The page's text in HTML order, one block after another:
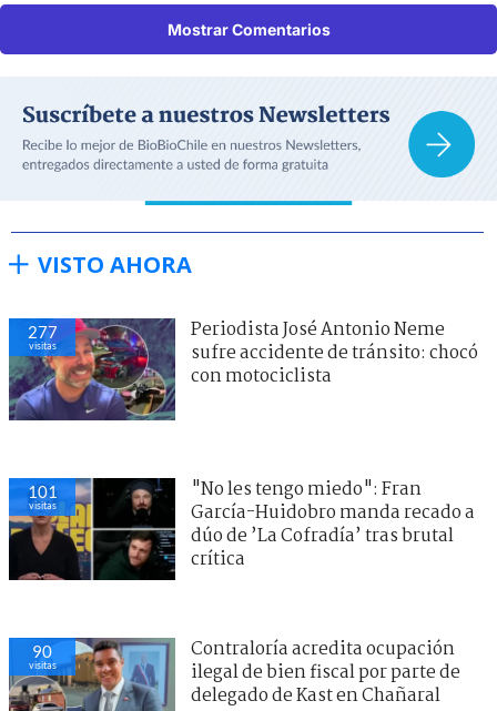
Mostrar Comentarios
VISTO AHORA
277
visitas
Periodista José Antonio Neme
sufre accidente de tránsito: chocó
con motociclista
101
visitas
"No les tengo miedo": Fran
García-Huidobro manda recado a
dúo de ’La Cofradía’ tras brutal
crítica
90
visitas
Contraloría acredita ocupación
ilegal de bien fiscal por parte de
delegado de Kast en Chañaral